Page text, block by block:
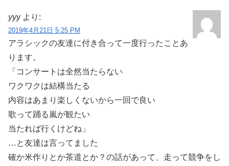
yyy より:
2019年4月21日 5:25 PM
アラシックの友達に付き合って一度行ったことあ
ります。
「コンサートは全然当たらない
ワクワクは結構当たる
内容はあまり楽しくないから一回で良い
歌って踊る嵐が観たい
当たれば行くけどね」
…と友達は言ってました
確か米作りとか茶道とか？の話があって、走って競争をし